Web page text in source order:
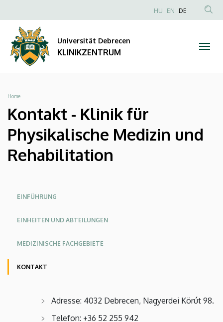
Klinik
Physikalische
Medizin
und
Rehabilitation
KLINIKZENTRUM
zum
Inhalt
Anonim
HU EN DE
Universität Debrecen
KLINIKZENTRUM
Breadcrumb
Home
Kontakt - Klinik für
Physikalische Medizin und
Rehabilitation
Oldalmenü
Oldalmenü
Angol
Oldalmenü
Német
EINFÜHRUNG
EINHEITEN UND ABTEILUNGEN
MEDIZINISCHE FACHGEBIETE
KONTAKT
Adresse: 4032 Debrecen, Nagyerdei Körút 98.
Telefon: +36 52 255 942